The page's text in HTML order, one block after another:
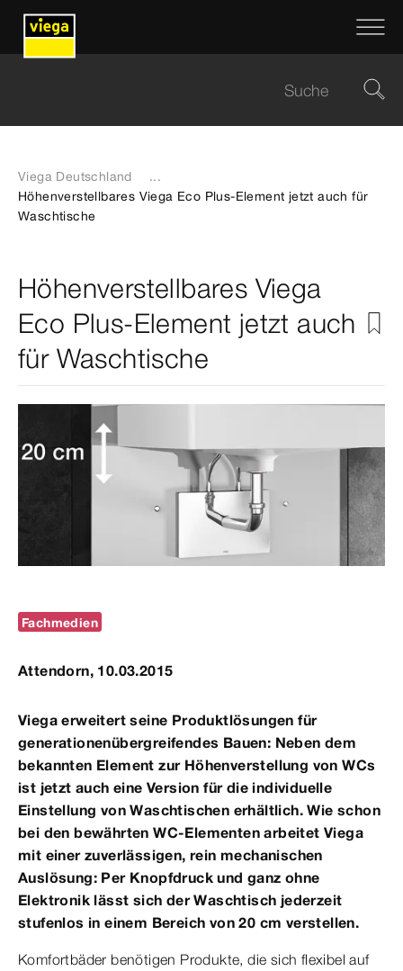
Viega Deutschland
...
Höhenverstellbares Viega Eco Plus-Element jetzt auch für
Waschtische
Höhenverstellbares Viega
Eco Plus-Element jetzt auch
für Waschtische
Fachmedien
Attendorn, 10.03.2015
Viega erweitert seine Produktlösungen für
generationenübergreifendes Bauen: Neben dem
bekannten Element zur Höhenverstellung von WCs
ist jetzt auch eine Version für die individuelle
Einstellung von Waschtischen erhältlich. Wie schon
bei den bewährten WC-Elementen arbeitet Viega
mit einer zuverlässigen, rein mechanischen
Auslösung: Per Knopfdruck und ganz ohne
Elektronik lässt sich der Waschtisch jederzeit
stufenlos in einem Bereich von 20 cm verstellen.
Komfortbäder benötigen Produkte, die sich flexibel auf